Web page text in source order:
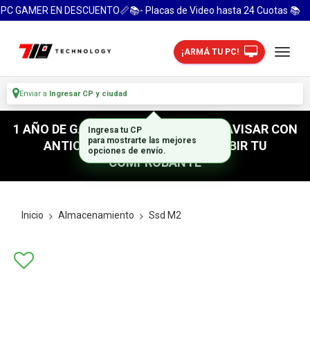
GAMER EN DESCUENTO📏📚- Placas de Video hasta 24 Cuotas 📚
¡ARMÁ TU PC!
Enviar a Ingresar CP y ciudad
1 AÑO DE GARANTIA! / PARA RETIRO AVISAR CON
ANTICIPACION / NO OLVIDES SUBIR TU
COMPROBANTE
Inicio Almacenamiento Ssd M2
Ingresa tu CP
para mostrarte las mejores
opciones de envío.